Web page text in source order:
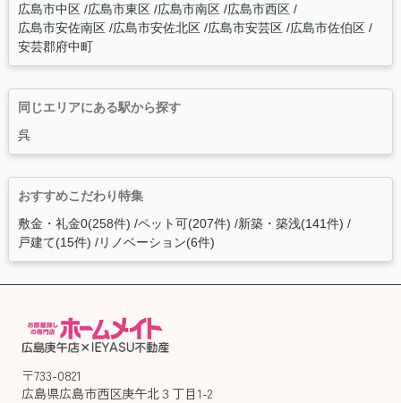
広島市中区 広島市東区 広島市南区 広島市西区
広島市安佐南区 広島市安佐北区 広島市安芸区 広島市佐伯区
安芸郡府中町
同じエリアにある駅から探す
呉
おすすめこだわり特集
敷金・礼金0(258件) ペット可(207件) 新築・築浅(141件)
戸建て(15件) リノベーション(6件)
〒733-0821
広島県広島市西区庚午北３丁目1-2